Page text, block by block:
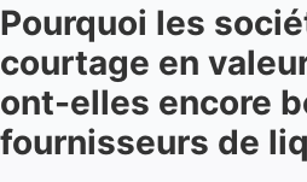
Pourquoi les
courtage en
ont-elles encore
fournisseurs de